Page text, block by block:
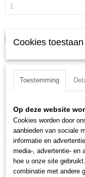
IN
Specificaties
Productcode
EAN code
7612206047784
Cobalt metaalboor met
Materiaal: HSS-E, Co5
Totale lengte: 34 mm
DIN ISO: DIN 338 N / ISO
Cookies
Toestemming
Op deze website
Cookies worden door
aanbieden van sociale
informatie en
media-, advertentie- en
hoe u onze site
combinatie met andere